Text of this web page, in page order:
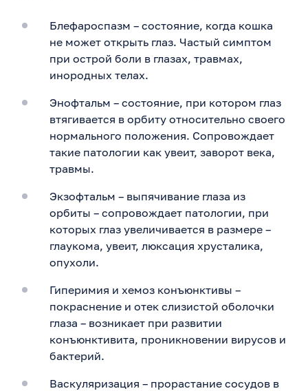
Блефароспазм – состояние, когда кошка
не может открыть глаз. Частый симптом
при острой боли в глазах, травмах,
инородных телах.
Энофтальм – состояние, при котором глаз
втягивается в орбиту относительно своего
нормального положения. Сопровождает
такие патологии как увеит, заворот века,
травмы.
Экзофтальм – выпячивание глаза из
орбиты – сопровождает патологии, при
которых глаз увеличивается в размере –
глаукома, увеит, люксация хрусталика,
опухоли.
Гиперимия и хемоз конъюнктивы –
покраснение и отек слизистой оболочки
глаза – возникает при развитии
конъюнктивита, проникновении вирусов и
бактерий.
Васкуляризация – прорастание сосудов в